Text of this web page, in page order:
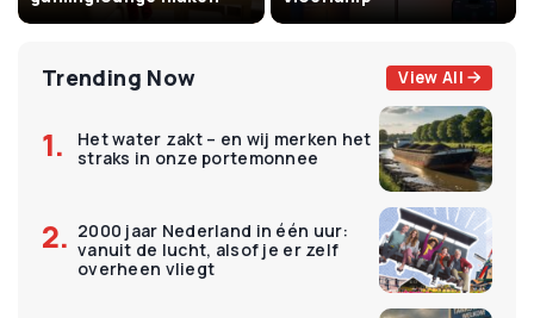
Trending Now View All
Het water zakt – en wij merken het
straks in onze portemonnee
2000 jaar Nederland in één uur:
vanuit de lucht, alsof je er zelf
overheen vliegt